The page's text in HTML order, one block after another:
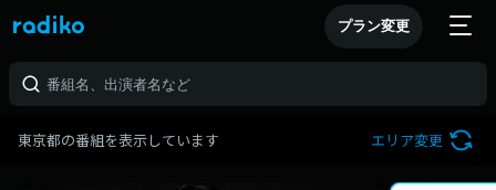
プラン変更
東京都の番組を表示しています エリア変更